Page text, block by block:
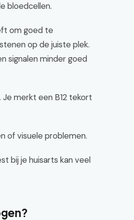
bloedcellen.
om goed te
op de juiste plek.
signalen minder goed
merkt een B12 tekort
of visuele problemen.
bij je huisarts kan veel